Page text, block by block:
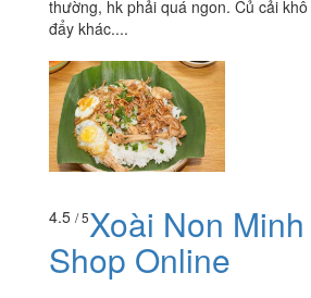
thường, hk phải quá ngon. Củ cải
đẩy khác....
4.5 / 5Xoài Non
Shop Online